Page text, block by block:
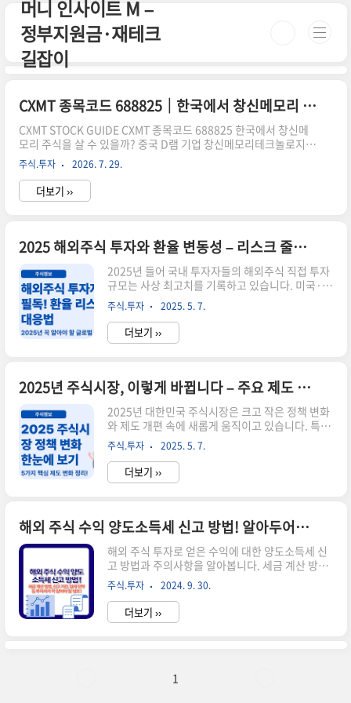
본문 바로가기
머니 인사이트 M –
정부지원금·재테크
길잡이
CXMT 종목코드 688825｜한국에서 창신메모리 주식 살 수 있을까?
CXMT STOCK GUIDE CXMT 종목코드 688825 한국에서 창신메
모리 주식을 살 수 있을까? 중국 D램 기업 창신메모리테크놀로지
(CXMT)가 상하이증권거래소에 상장하면서 국내 투자자도 주식을
살 수 있는지 관심이 커지고 있습니다. 결론부터 말하면 창신메모리
의 종목코드는 688825이지만, 국내 일반 개인투자자가 현재 대부
분의 국내 증권사 계좌에서 바로 매수하기는 어렵습니다. CXMT는
사 앱에서 종목이 검색되거나 시세가 보인다고 해서 실제 주문까지
가능한 것은 아닙니다. 반드시 이용 중인 증권사의 중국 A주 거래범
위와 과창판 매매 지원 여부를..
주식.투자 2026. 7. 29.
더보기 ››
2025 해외주식 투자와 환율 변동성 – 리스크 줄이는 3가지 전략
2025년 들어 국내 투자자들의 해외주식 직접 투자
규모는 사상 최고치를 기록하고 있습니다. 미국·일
본은 물론, 유럽·신흥국 시장까지 관심이 확대되면
서 '글로벌 분산 투자'는 이제 선택이 아닌 필수가
되었죠. 하지만 문제는 환율 변동성입니다. 이번 글
에서는 해외주식 투자 시 환율 리스크를 줄이는 핵
'환헤지형 ETF'를 활용하세요. 환헤지 상품은 투자
자산은 그대로 유지하면서, 통화 리스크를 줄여주
는 장점이 있습니다.추천 ETF 예시:TIGER 미국나
스닥100환헤지KODEX 선진국MSCI환헤지📊 전
략 ② 통화 분산 투자달러에 집중된 투자는 리스크
가 크기 때문에, 엔화, 유로화, 위안화 등 다른 통화
자산을..
주식.투자 2025. 5. 7.
더보기 ››
2025년 주식시장, 이렇게 바뀝니다 – 주요 제도 변화 총정리
2025년 대한민국 주식시장은 크고 작은 정책 변화
와 제도 개편 속에 새롭게 움직이고 있습니다. 특히
상장폐지 요건 강화, 대체거래소 출범, AI 증권업
도입 가속화 등은 개인 투자자와 기관 투자자 모두
에게 실질적인 영향을 주는 핵심 이슈로 떠오르고
있는데요. 이 허브글에서는 2025년 주식시장과 관
지 요건 강화 – 기업 건전성 기준이 높아져 퇴출 기
업 증가 가능성② 대체거래소 '넥스트레이드' 출범
– 거래 시간 확대, 수수료 절감 기대③ AI 도입 가속
화 – 자동매매, 리서치 자동화 등 디지털 전환④ 해
외주식 투자 증가 – 환율 리스크 대응 상품 주목⑤
글로벌 정책 변화의 국내 반영 – 미국 금융정책,
ES..
주식.투자 2025. 5. 7.
더보기 ››
해외 주식 수익 양도소득세 신고 방법! 알아두어야 할 모든 것
해외 주식 투자로 얻은 수익에 대한 양도소득세 신
고 방법과 주의사항을 알아봅니다. 세금 계산 방법,
신고 기간, 절세 전략 등 투자자가 꼭 알아야 할 정
보를 정리했습니다. 📌 ※ 자세한 사항은 아래 버튼
을 클릭하셔서 확인해 보세요! ※홈택스 바로가기!
↑ 이 버튼을 클릭하시면 해당 페이지로 빠르게 이
다. 하지만 투자 수익을 얻은 후에는 반드시 세금 문
주식.투자 2024. 9. 30.
더보기 ››
1